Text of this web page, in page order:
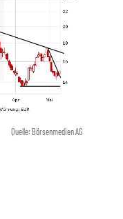
Quelle: Börsenmedien AG